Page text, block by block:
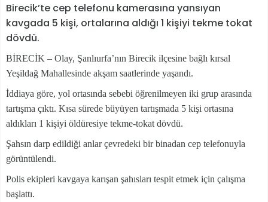
Birecik’te cep telefonu kamerasına yansıyan
kavgada 5 kişi, ortalarına aldığı 1 kişiyi tekme tokat
dövdü.
BİRECİK – Olay, Şanlıurfa’nın Birecik ilçesine bağlı kırsal
Yeşildağ Mahallesinde akşam saatlerinde yaşandı.
İddiaya göre, yol ortasında sebebi öğrenilmeyen iki grup arasında
tartışma çıktı. Kısa sürede büyüyen tartışmada 5 kişi ortasına
aldıkları 1 kişiyi öldüresiye tekme-tokat dövdü.
Şahsın darp edildiği anlar çevredeki bir binadan cep telefonuyla
görüntülendi.
Polis ekipleri kavgaya karışan şahısları tespit etmek için çalışma
başlattı.